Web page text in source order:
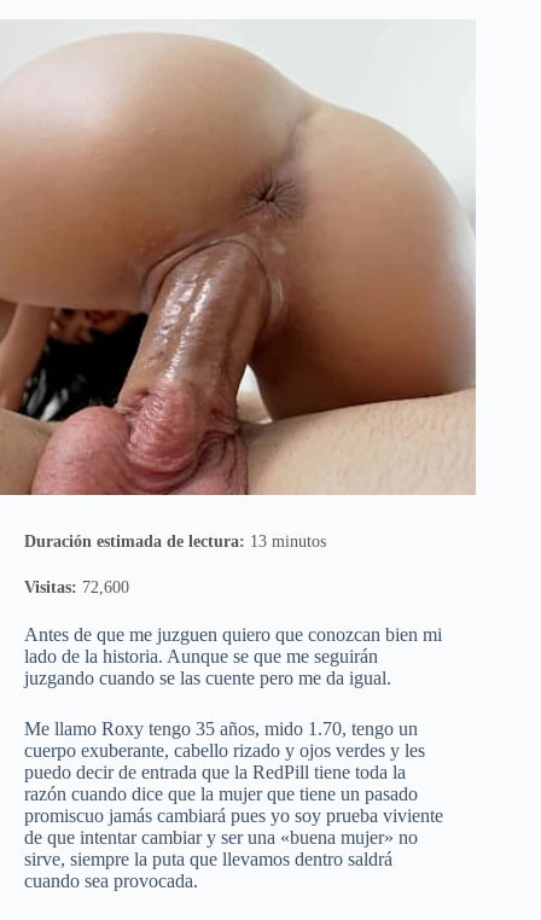
Duración estimada de lectura: 13 minutos
Visitas: 72,600
Antes de que me juzguen quiero que conozcan bien mi
lado de la historia. Aunque se que me seguirán
juzgando cuando se las cuente pero me da igual.
Me llamo Roxy tengo 35 años, mido 1.70, tengo un
cuerpo exuberante, cabello rizado y ojos verdes y les
puedo decir de entrada que la RedPill tiene toda la
razón cuando dice que la mujer que tiene un pasado
promiscuo jamás cambiará pues yo soy prueba viviente
de que intentar cambiar y ser una «buena mujer» no
sirve, siempre la puta que llevamos dentro saldrá
cuando sea provocada.